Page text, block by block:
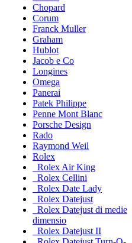
Chopard
Corum
Franck Muller
Graham
Hublot
Jacob e Co
Longines
Omega
Panerai
Patek Philippe
Penne Mont Blanc
Porsche Design
Rado
Raymond Weil
Rolex
Rolex Air King
Rolex Cellini
Rolex Date Lady
Rolex Datejust
Rolex Datejust di medie
dimensio
Rolex Datejust II